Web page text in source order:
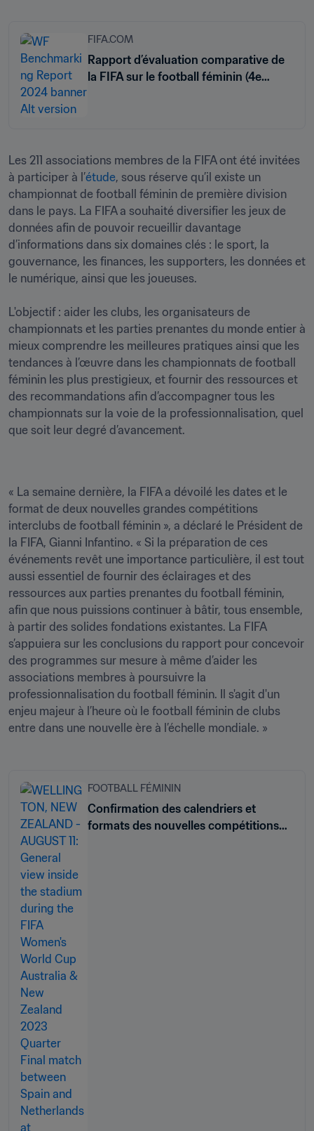
FIFA.COM
Rapport d’évaluation comparative de
la FIFA sur le football féminin (4e
Les 211 associations membres de la FIFA ont été invitées
à participer à l’étude, sous réserve qu’il existe un
championnat de football féminin de première division
dans le pays. La FIFA a souhaité diversifier les jeux de
données afin de pouvoir recueillir davantage
d’informations dans six domaines clés : le sport, la
gouvernance, les finances, les supporters, les données et
le numérique, ainsi que les joueuses.
L'objectif : aider les clubs, les organisateurs de
championnats et les parties prenantes du monde entier à
mieux comprendre les meilleures pratiques ainsi que les
tendances à l’œuvre dans les championnats de football
féminin les plus prestigieux, et fournir des ressources et
des recommandations afin d’accompagner tous les
championnats sur la voie de la professionnalisation, quel
que soit leur degré d’avancement.
« La semaine dernière, la FIFA a dévoilé les dates et le
format de deux nouvelles grandes compétitions
interclubs de football féminin », a déclaré le Président de
la FIFA, Gianni Infantino. « Si la préparation de ces
événements revêt une importance particulière, il est tout
aussi essentiel de fournir des éclairages et des
ressources aux parties prenantes du football féminin,
afin que nous puissions continuer à bâtir, tous ensemble,
à partir des solides fondations existantes. La FIFA
s’appuiera sur les conclusions du rapport pour concevoir
des programmes sur mesure à même d’aider les
associations membres à poursuivre la
professionnalisation du football féminin. Il s'agit d'un
enjeu majeur à l’heure où le football féminin de clubs
entre dans une nouvelle ère à l’échelle mondiale. »
FOOTBALL FÉMININ
Confirmation des calendriers et
formats des nouvelles compétitions